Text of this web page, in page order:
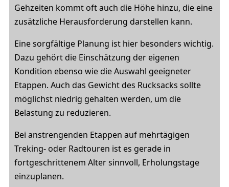
Gehzeiten kommt oft auch die Höhe hinzu, die eine
zusätzliche Herausforderung darstellen kann.
Eine sorgfältige Planung ist hier besonders wichtig.
Dazu gehört die Einschätzung der eigenen
Kondition ebenso wie die Auswahl geeigneter
Etappen. Auch das Gewicht des Rucksacks sollte
möglichst niedrig gehalten werden, um die
Belastung zu reduzieren.
Bei anstrengenden Etappen auf mehrtägigen
Treking- oder Radtouren ist es gerade in
fortgeschrittenem Alter sinnvoll, Erholungstage
einzuplanen.